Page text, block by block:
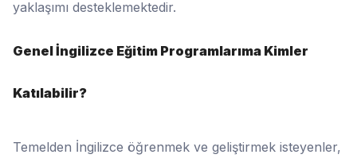
yaklaşımı desteklemektedir.
Genel İngilizce Eğitim Programlarıma Kimler
Katılabilir?
Temelden İngilizce öğrenmek ve geliştirmek isteyenler,